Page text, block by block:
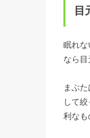
目
眠れな
なら
まぶ
して
利なも